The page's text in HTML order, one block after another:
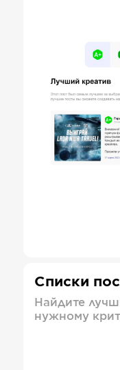
Списки
Найдите
нужному